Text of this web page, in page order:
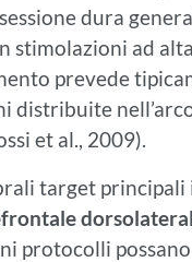
dura
stimolazioni ad
prevede
distribuite
et al., 2009).
target principali
protocolli